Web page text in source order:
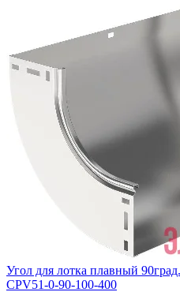
Угол для лотка плавный
CPV51-0-90-100-400